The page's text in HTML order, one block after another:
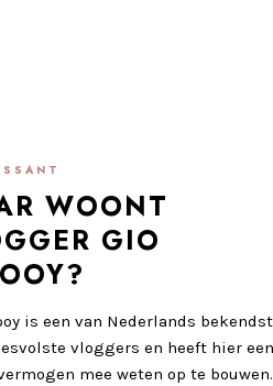
WOONT
GIO
is een van Nederlands
vloggers en heeft hier een
mee weten op te bouwen.